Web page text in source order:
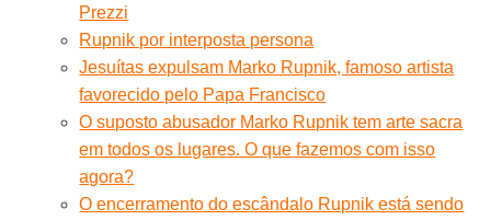
Prezzi
Rupnik por interposta persona
Jesuítas expulsam Marko Rupnik, famoso artista
favorecido pelo Papa Francisco
O suposto abusador Marko Rupnik tem arte sacra
em todos os lugares. O que fazemos com isso
agora?
O encerramento do escândalo Rupnik está sendo